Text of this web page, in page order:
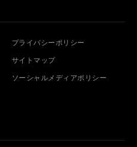
プライバシーポリシー
サイトマップ
ソーシャルメディアポリシー